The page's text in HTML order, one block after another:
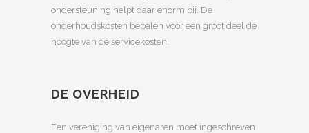
ondersteuning helpt daar enorm bij. De
onderhoudskosten bepalen voor een groot deel de
hoogte van de servicekosten.
DE OVERHEID
Een vereniging van eigenaren moet ingeschreven